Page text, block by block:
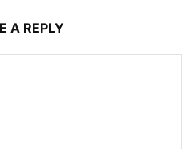
A REPLY